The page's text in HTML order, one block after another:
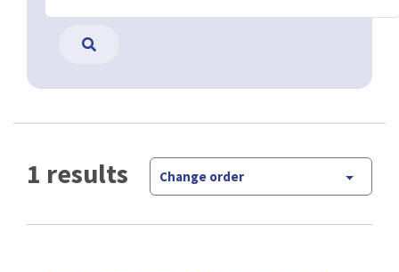
1 results Change order